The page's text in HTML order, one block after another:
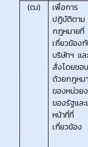
(ฒ)
เพื่อการ
ปฏิบัติตาม
กฎหมายที่
เกี่ยวข้อง
บริษัทฯ แล
สั่งโดยชอบ
ด้วยกฎหม
ของหน่วย
ของรัฐและ
หน้าที่ที่
เกี่ยวข้อง